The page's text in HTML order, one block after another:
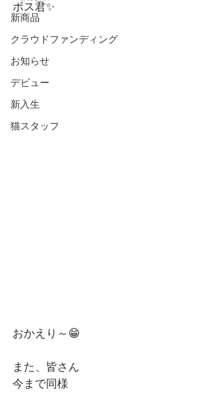
新商品
クラウドファンディング
お知らせ
デビュー
新入生
猫スタッフ
ボス君✨
おかえり～😁
また、皆さん
今まで同様